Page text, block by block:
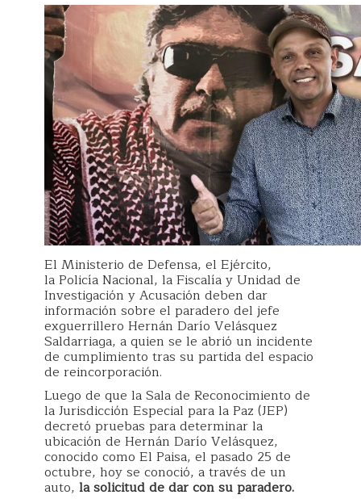
El Ministerio de Defensa, el Ejército,
la Policía Nacional, la Fiscalía y Unidad de
Investigación y Acusación deben dar
información sobre el paradero del jefe
exguerrillero Hernán Darío Velásquez
Saldarriaga, a quien se le abrió un incidente
de cumplimiento tras su partida del espacio
de reincorporación.
Luego de que la Sala de Reconocimiento de
la Jurisdicción Especial para la Paz (JEP)
decretó pruebas para determinar la
ubicación de Hernán Darío Velásquez,
conocido como El Paisa, el pasado 25 de
octubre, hoy se conoció, a través de un
auto, la solicitud de dar con su paradero.